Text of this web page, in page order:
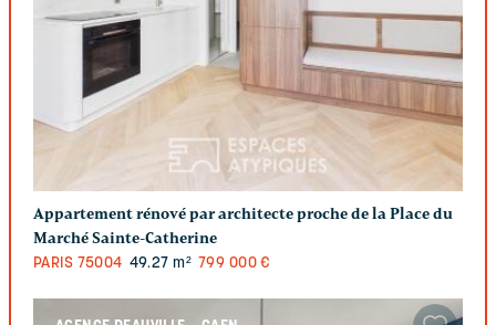
Appartement rénové par architecte proche de la Place du
Marché Sainte-Catherine
PARIS 75004 49.27 m² 799 000 €